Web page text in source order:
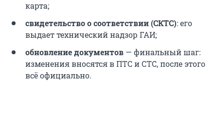
карта;
свидетельство о соответствии (СКТС): его
выдает технический надзор ГАИ;
обновление документов — финальный шаг:
изменения вносятся в ПТС и СТС, после этого
всё официально.